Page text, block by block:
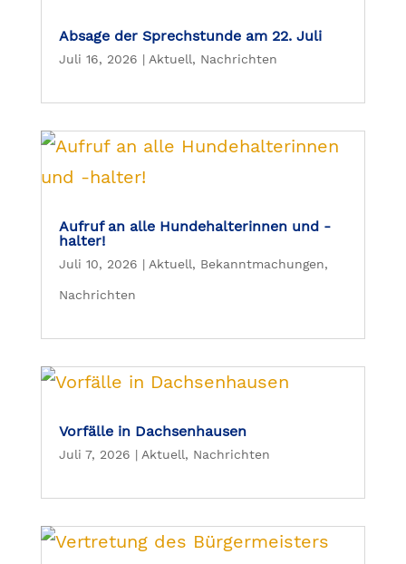
Absage der Sprechstunde am 22. Juli
Juli 16, 2026 | Aktuell, Nachrichten
Aufruf an alle Hundehalterinnen und -
halter!
Juli 10, 2026 | Aktuell, Bekanntmachungen,
Nachrichten
Vorfälle in Dachsenhausen
Juli 7, 2026 | Aktuell, Nachrichten